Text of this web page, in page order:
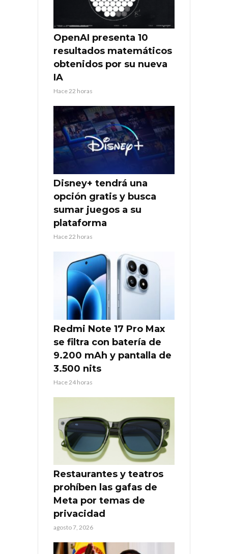
OpenAI presenta 10
resultados matemáticos
obtenidos por su nueva
IA
Hace 22 horas
Disney+ tendrá una
opción gratis y busca
sumar juegos a su
plataforma
Hace 22 horas
Redmi Note 17 Pro Max
se filtra con batería de
9.200 mAh y pantalla de
3.500 nits
Hace 24 horas
Restaurantes y teatros
prohíben las gafas de
Meta por temas de
privacidad
agosto 7, 2026